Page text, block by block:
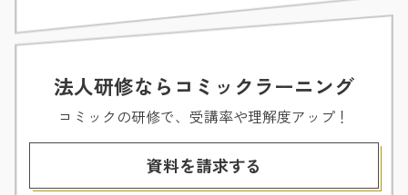
法人研修なら コミックラーニング
コミックの研修で、受講率や理解度アップ！
資料を請求する